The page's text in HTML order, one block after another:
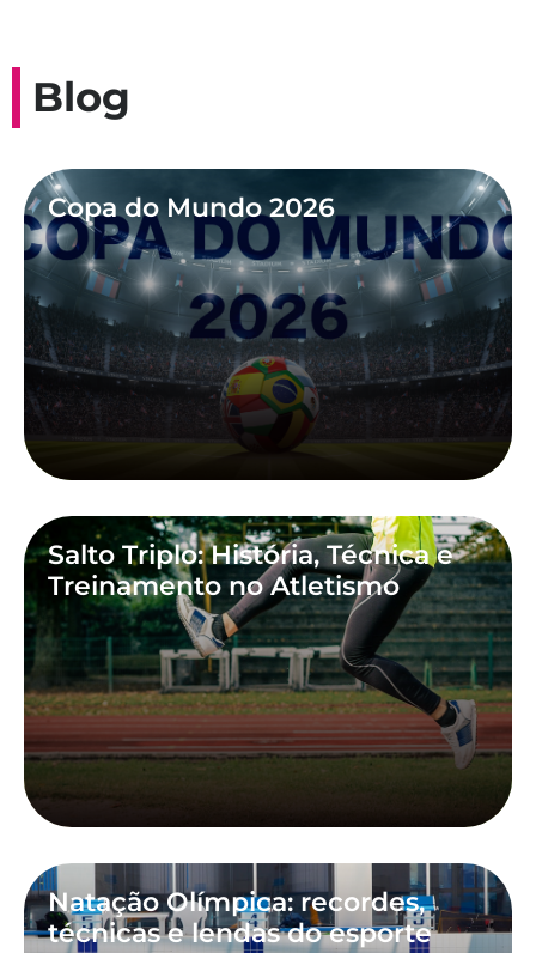
Blog
Copa do Mundo 2026
Salto Triplo: História, Técnica e
Treinamento no Atletismo
Natação Olímpica: recordes,
técnicas e lendas do esporte